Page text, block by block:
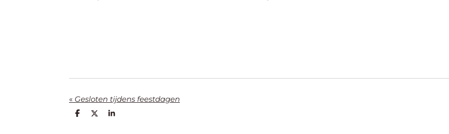
« Gesloten tijdens feestdagen
D
D
S